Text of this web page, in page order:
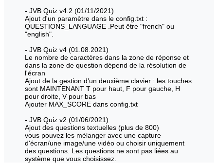
- JVB Quiz v4.2 (01/11/2021)
Ajout d'un paramètre dans le config.txt :
QUESTIONS_LANGUAGE .Peut être "french" ou
"english".
- JVB Quiz v4 (01.08.2021)
Le nombre de caractères dans la zone de réponse et
dans la zone de question dépend de la résolution de
l'écran
Ajout de la gestion d'un deuxième clavier : les touches
sont MAINTENANT T pour haut, F pour gauche, H
pour droite, V pour bas
Ajouter MAX_SCORE dans config.txt
- JVB Quiz v2 (01/06/2021)
Ajout des questions textuelles (plus de 800)
vous pouvez les mélanger avec une capture
d'écran/une image/une vidéo ou choisir uniquement
des questions. Les questions ne sont pas liées au
système que vous choisissez.